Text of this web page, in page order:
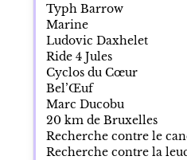
Typh Barrow
Marine
Ludovic Daxhelet
Ride 4 Jules
Cyclos du Cœur
Bel’Œuf
Marc Ducobu
20 km de Bruxelles
Recherche contre le
Recherche contre la